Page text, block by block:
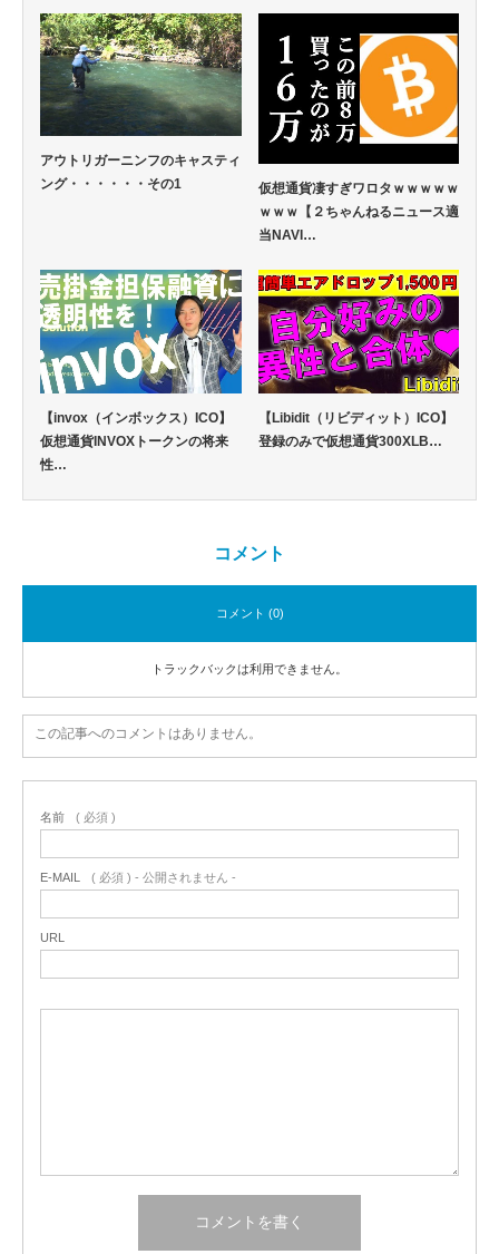
アウトリガーニンフのキャスティ
ング・・・・・・その1
仮想通貨凄すぎワロタｗｗｗｗｗ
ｗｗｗ【２ちゃんねるニュース適
当NAVI…
【invox（インボックス）ICO】
仮想通貨INVOXトークンの将来
性…
【Libidit（リビディット）ICO】
登録のみで仮想通貨300XLB…
コメント
コメント (0)
トラックバックは利用できません。
この記事へのコメントはありません。
名前 ( 必須 )
E-MAIL ( 必須 ) - 公開されません -
URL